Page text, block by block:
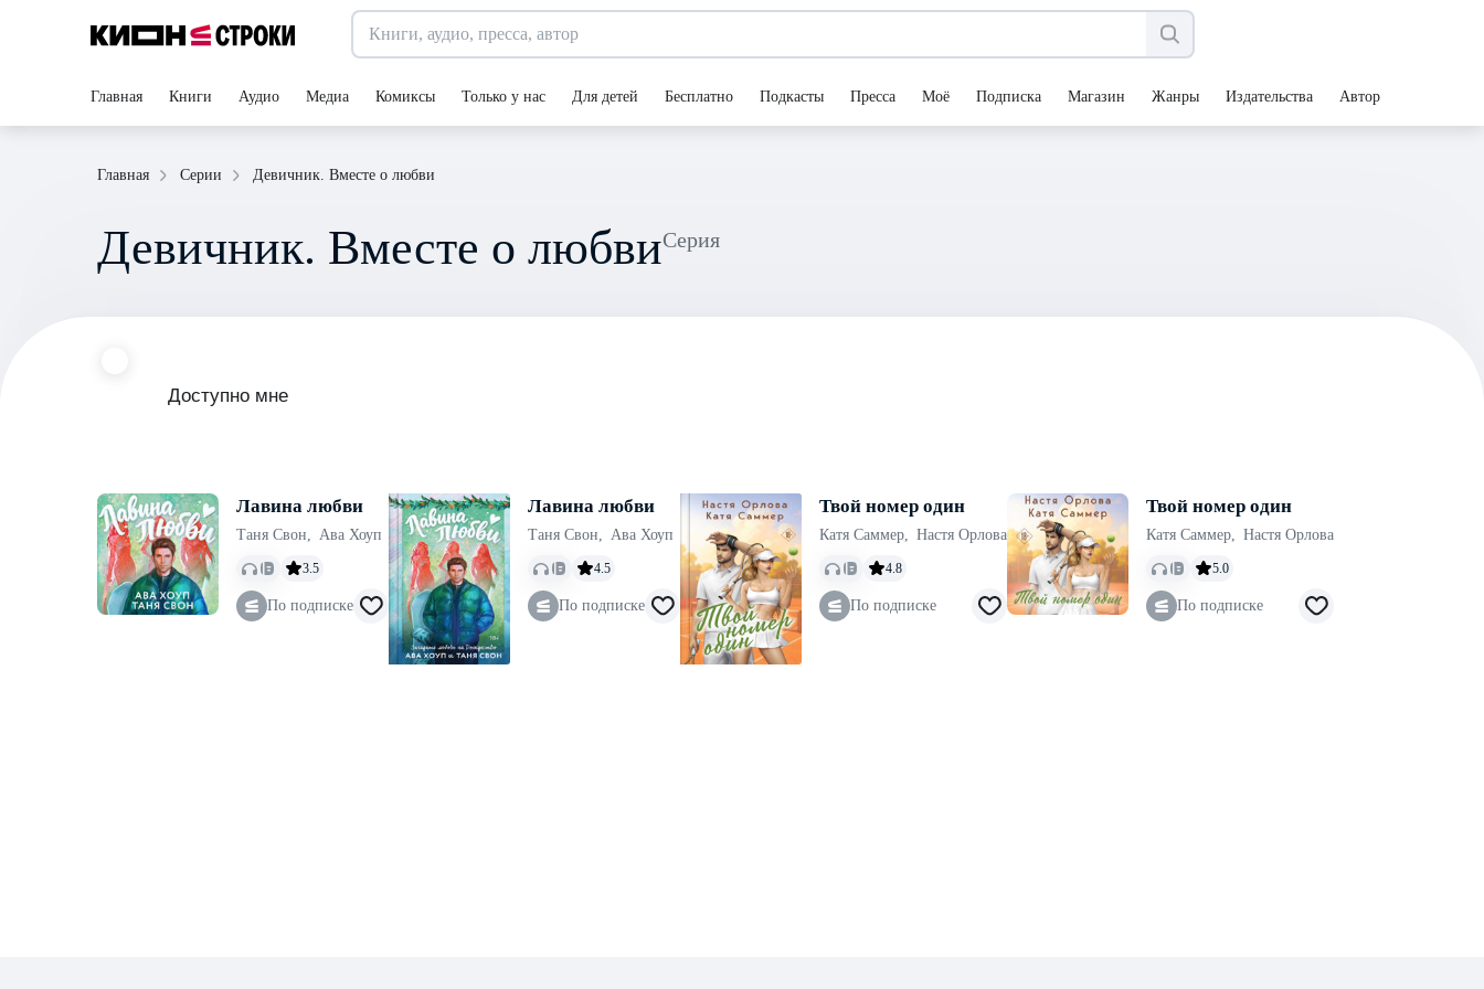
Главная Книги Аудио Медиа Комиксы Только у нас Для детей Бесплатно Подкасты Пресса Моё Подписка Магазин Жанры Издательства Авторы
Главная Серии Девичник. Вместе о любви
Девичник. Вместе о любви Серия
Доступно мне
Лавина любви
Таня Свон, Ава Хоуп
3.5
По подписке
Лавина любви
Таня Свон, Ава Хоуп
4.5
По подписке
Твой номер один
Катя Саммер, Настя Орлова
4.8
По подписке
Твой номер один
Катя Саммер, Настя Орлова
5.0
По подписке